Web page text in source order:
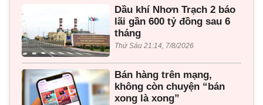
Dầu khí Nhơn Trạch 2 báo
lãi gần 600 tỷ đồng sau 6
tháng
Thứ Sáu 21:14, 7/8/2026
Bán hàng trên mạng,
không còn chuyện “bán
xong là xong”